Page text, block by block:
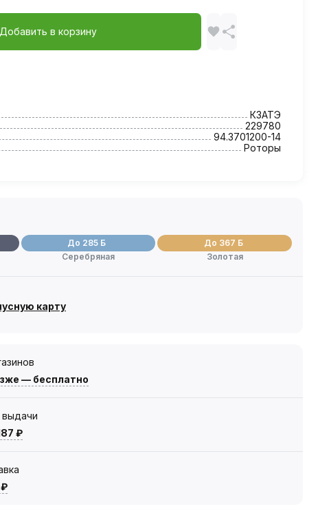
Добавить в корзину
КЗАТЭ
229780
94.3701200-14
Роторы
До 285 Б
Серебряная
До 367 Б
Золотая
карту
— бесплатно
выдачи
₽